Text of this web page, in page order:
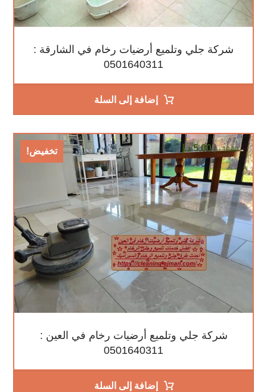
شركة جلي وتلميع أرضيات رخام في الشارقة :
0501640311
إضافة إلى السلة
تخفيض!
شركة جلي وتلميع أرضيات رخام في العين :
0501640311
10,00 د.إ 5,00 د.إ
إضافة إلى السلة